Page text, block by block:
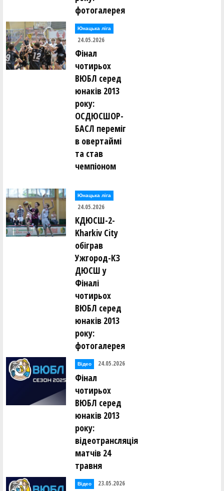
фотогалерея
Юнацька ліга
24.05.2026
Фінал
чотирьох
ВЮБЛ серед
юнаків 2013
року:
ОСДЮСШОР-
БАСЛ переміг
в овертаймі
та став
чемпіоном
Юнацька ліга
24.05.2026
КДЮСШ-2-
Kharkiv City
обіграв
Ужгород-КЗ
ДЮСШ у
Фіналі
чотирьох
ВЮБЛ серед
юнаків 2013
року:
фотогалерея
Відео 24.05.2026
Фінал
чотирьох
ВЮБЛ серед
юнаків 2013
року:
відеотрансляція
матчів 24
травня
Відео 23.05.2026